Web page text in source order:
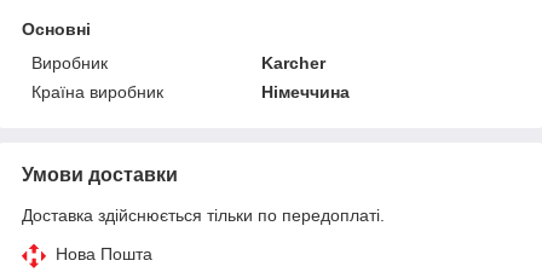
Основні
Виробник
Karcher
Країна виробник
Німеччина
Умови доставки
Доставка здійснюється тільки по передоплаті.
Нова Пошта